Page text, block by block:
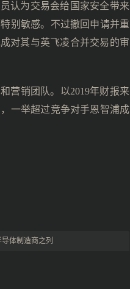
认为交易会给国家安全带来
别敏感。不过撤回申请并重
对其与英飞凌合并交易的审
营销团队。以2019年财报来
一举超过竞争对手恩智浦成
体制造商之列